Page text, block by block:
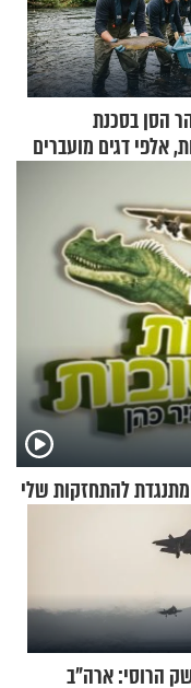
הסן בסכנת
אלפי דגים מועברים
להתחזקות שלי
הרוסי: ארה"ב